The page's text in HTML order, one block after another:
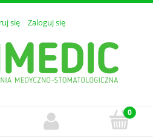
się Zaloguj się